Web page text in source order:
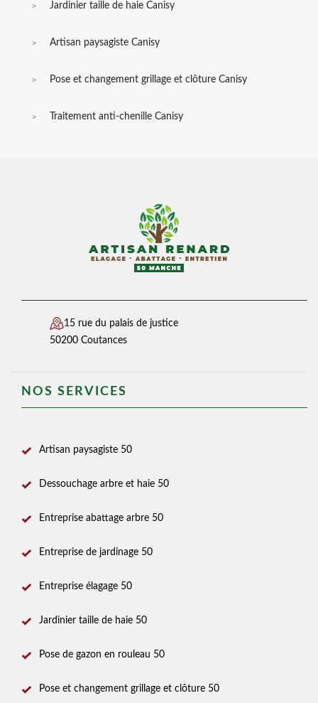
Jardinier taille de haie Canisy
Artisan paysagiste Canisy
Pose et changement grillage et clôture Canisy
Traitement anti-chenille Canisy
15 rue du palais de justice
50200 Coutances
NOS SERVICES
Artisan paysagiste 50
Dessouchage arbre et haie 50
Entreprise abattage arbre 50
Entreprise de jardinage 50
Entreprise élagage 50
Jardinier taille de haie 50
Pose de gazon en rouleau 50
Pose et changement grillage et clôture 50